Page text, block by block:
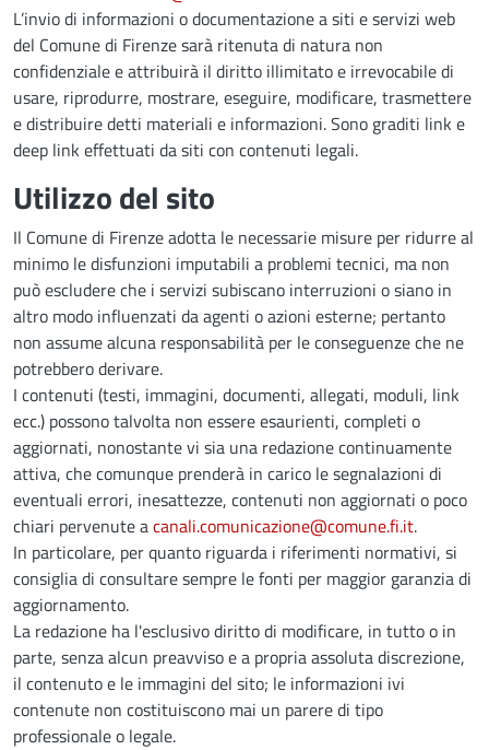
L’invio di informazioni o documentazione a siti e servizi web
del Comune di Firenze sarà ritenuta di natura non
confidenziale e attribuirà il diritto illimitato e irrevocabile di
usare, riprodurre, mostrare, eseguire, modificare, trasmettere
e distribuire detti materiali e informazioni. Sono graditi link e
deep link effettuati da siti con contenuti legali.
Utilizzo del sito
Il Comune di Firenze adotta le necessarie misure per ridurre al
minimo le disfunzioni imputabili a problemi tecnici, ma non
può escludere che i servizi subiscano interruzioni o siano in
altro modo influenzati da agenti o azioni esterne; pertanto
non assume alcuna responsabilità per le conseguenze che ne
potrebbero derivare.
I contenuti (testi, immagini, documenti, allegati, moduli, link
ecc.) possono talvolta non essere esaurienti, completi o
aggiornati, nonostante vi sia una redazione continuamente
attiva, che comunque prenderà in carico le segnalazioni di
eventuali errori, inesattezze, contenuti non aggiornati o poco
chiari pervenute acanali.comunicazione@comune.fi.it.
In particolare, per quanto riguarda i riferimenti normativi, si
consiglia di consultare sempre le fonti per maggior garanzia di
aggiornamento.
La redazione ha l'esclusivo diritto di modificare, in tutto o in
parte, senza alcun preavviso e a propria assoluta discrezione,
il contenuto e le immagini del sito; le informazioni ivi
contenute non costituiscono mai un parere di tipo
professionale o legale.